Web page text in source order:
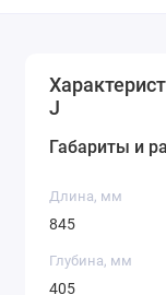
J
Габариты и
Длина, мм
845
Глубина, мм
405